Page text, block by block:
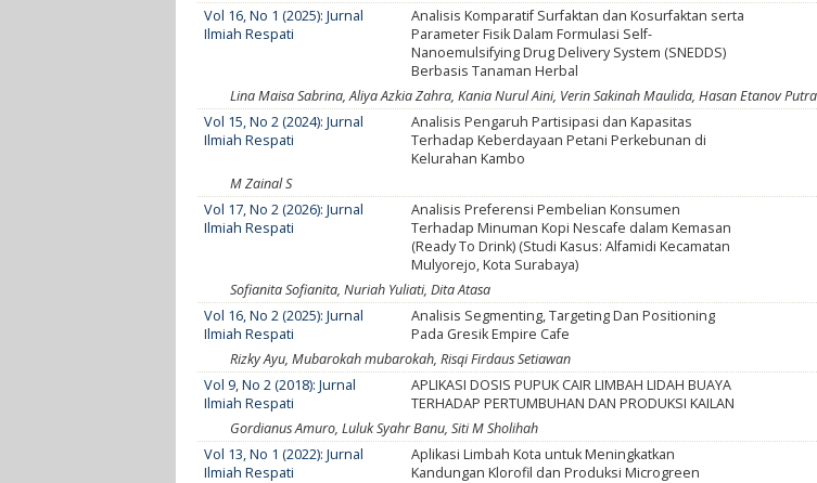
Vol 16, No 1 (2025): Jurnal
Ilmiah Respati
Analisis Komparatif Surfaktan dan Kosurfaktan serta
Parameter Fisik Dalam Formulasi Self-
Nanoemulsifying Drug Delivery System (SNEDDS)
Berbasis Tanaman Herbal
Lina Maisa Sabrina, Aliya Azkia Zahra, Kania Nurul Aini, Verin Sakinah Maulida, Hasan Etanov Putra
Vol 15, No 2 (2024): Jurnal
Ilmiah Respati
Analisis Pengaruh Partisipasi dan Kapasitas
Terhadap Keberdayaan Petani Perkebunan di
Kelurahan Kambo
M Zainal S
Vol 17, No 2 (2026): Jurnal
Ilmiah Respati
Analisis Preferensi Pembelian Konsumen
Terhadap Minuman Kopi Nescafe dalam Kemasan
(Ready To Drink) (Studi Kasus: Alfamidi Kecamatan
Mulyorejo, Kota Surabaya)
Sofianita Sofianita, Nuriah Yuliati, Dita Atasa
Vol 16, No 2 (2025): Jurnal
Ilmiah Respati
Analisis Segmenting, Targeting Dan Positioning
Pada Gresik Empire Cafe
Rizky Ayu, Mubarokah mubarokah, Risqi Firdaus Setiawan
Vol 9, No 2 (2018): Jurnal
Ilmiah Respati
APLIKASI DOSIS PUPUK CAIR LIMBAH LIDAH BUAYA
TERHADAP PERTUMBUHAN DAN PRODUKSI KAILAN
Gordianus Amuro, Luluk Syahr Banu, Siti M Sholihah
Vol 13, No 1 (2022): Jurnal
Ilmiah Respati
Aplikasi Limbah Kota untuk Meningkatkan
Kandungan Klorofil dan Produksi Microgreen